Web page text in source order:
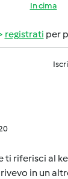
In cima
registrati per
ti riferisci al
in un